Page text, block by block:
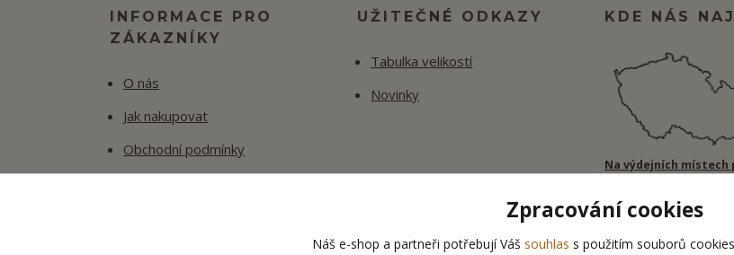
INFORMACE PRO
ZÁKAZNÍKY
O nás
Jak nakupovat
Obchodní podmínky
UŽITEČNÉ ODKAZY
Tabulka velikostí
Novinky
KDE NÁS
Na výdejních místech
Zpracování cookies
Náš e-shop a partneři potřebují Váš souhlas s použitím souborů